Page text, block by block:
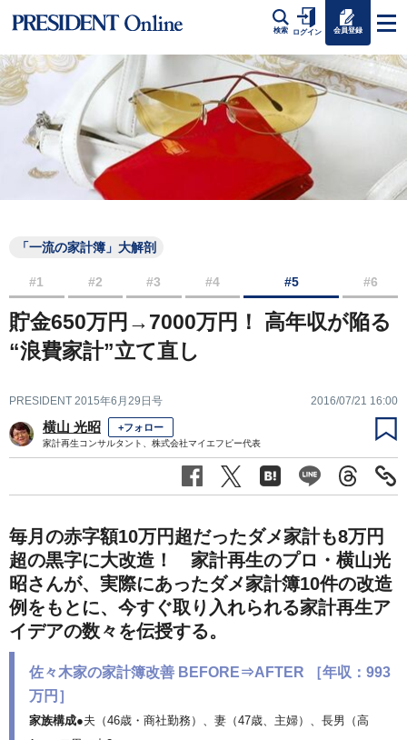
検索 ログイン 会員登録
「一流の家計簿」大解剖
#1 #2 #3 #4 #5 #6
貯金650万円→7000万円！ 高年収が陥る
“浪費家計”立て直し
PRESIDENT 2015年6月29日号 2016/07/21 16:00
横山 光昭 +フォロー
家計再生コンサルタント、株式会社マイエフピー代表
毎月の赤字額10万円超だったダメ家計も8万円
超の黒字に大改造！ 家計再生のプロ・横山光
昭さんが、実際にあったダメ家計簿10件の改造
例をもとに、今すぐ取り入れられる家計再生ア
イデアの数々を伝授する。
佐々木家の家計簿改善 BEFORE⇒AFTER ［年収：993
万円］
家族構成●夫（46歳・商社勤務）、妻（47歳、主婦）、長男（高